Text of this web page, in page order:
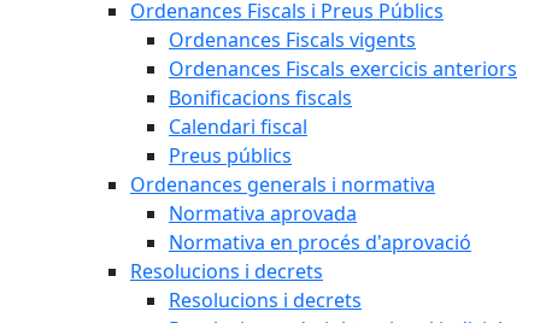
Ordenances Fiscals i Preus Públics
Ordenances Fiscals vigents
Ordenances Fiscals exercicis anteriors
Bonificacions fiscals
Calendari fiscal
Preus públics
Ordenances generals i normativa
Normativa aprovada
Normativa en procés d'aprovació
Resolucions i decrets
Resolucions i decrets